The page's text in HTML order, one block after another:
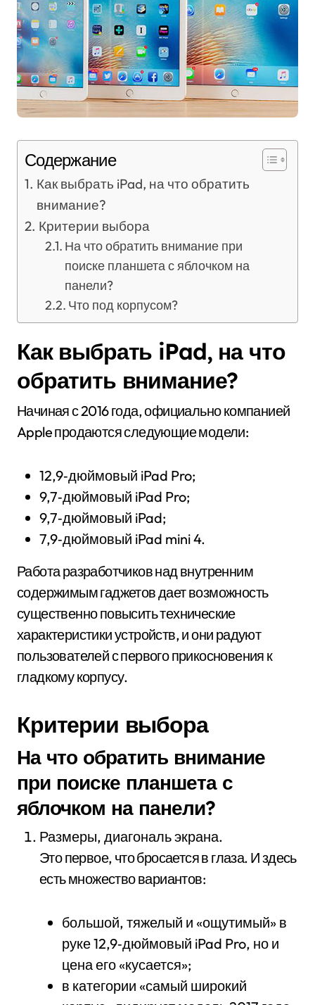
Содержание
Как выбрать iPad, на что обратить
внимание?
Критерии выбора
На что обратить внимание при
поиске планшета с яблочком на
панели?
Что под корпусом?
Как выбрать iPad, на что
обратить внимание?
Начиная с 2016 года, официально компанией
Apple продаются следующие модели:
12,9‑дюймовый iPad Pro;
9,7‑дюймовый iPad Pro;
9,7‑дюймовый iPad;
7,9‑дюймовый iPad mini 4.
Работа разработчиков над внутренним
содержимым гаджетов дает возможность
существенно повысить технические
характеристики устройств, и они радуют
пользователей с первого прикосновения к
гладкому корпусу.
Критерии выбора
На что обратить внимание
при поиске планшета с
яблочком на панели?
Размеры, диагональ экрана.
Это первое, что бросается в глаза. И здесь
есть множество вариантов:
большой, тяжелый и «ощутимый» в
руке 12,9‑дюймовый iPad Pro, но и
цена его «кусается»;
в категории «самый широкий